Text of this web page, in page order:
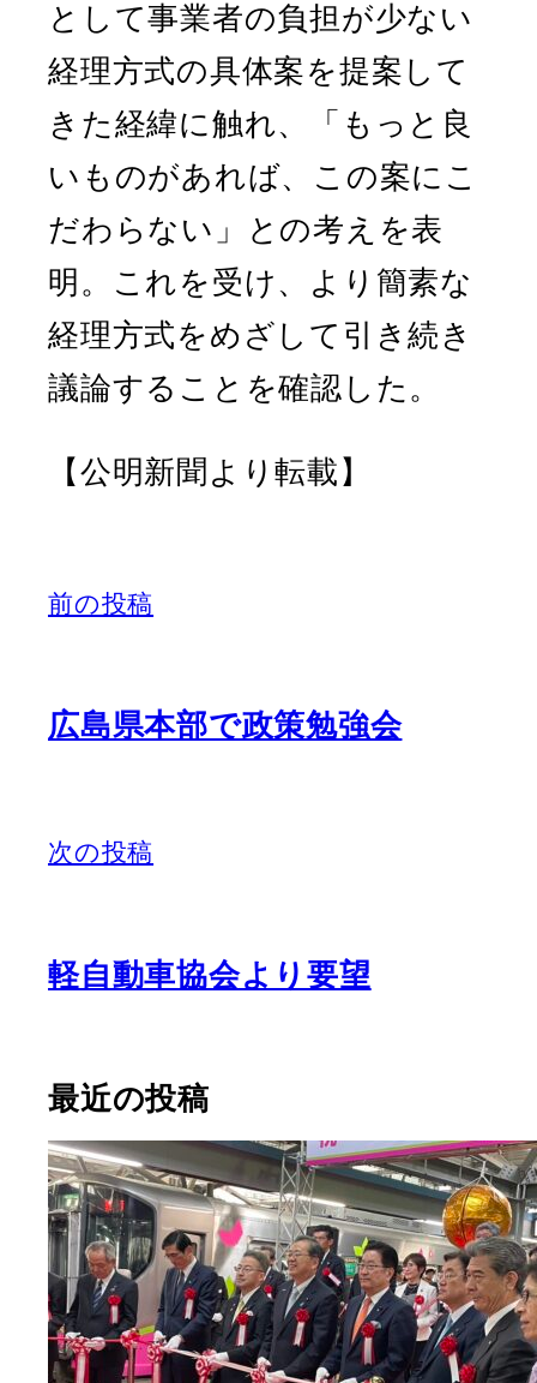
として事業者の負担が少ない
経理方式の具体案を提案して
きた経緯に触れ、「もっと良
いものがあれば、この案にこ
だわらない」との考えを表
明。これを受け、より簡素な
経理方式をめざして引き続き
議論することを確認した。
【公明新聞より転載】
前の投稿
広島県本部で政策勉強会
次の投稿
軽自動車協会より要望
最近の投稿